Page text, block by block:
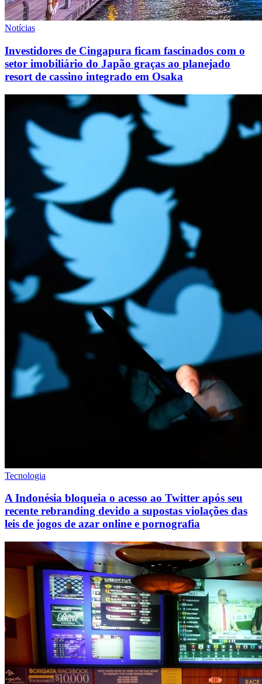
Notícias
Investidores de Cingapura ficam fascinados com o
setor imobiliário do Japão graças ao planejado
resort de cassino integrado em Osaka
Tecnologia
A Indonésia bloqueia o acesso ao Twitter após seu
recente rebranding devido a supostas violações das
leis de jogos de azar online e pornografia